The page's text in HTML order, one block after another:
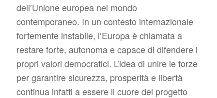
dell’Unione europea nel mondo
contemporaneo. In un contesto internazionale
fortemente instabile, l’Europa è chiamata a
restare forte, autonoma e capace di difendere i
propri valori democratici. L’idea di unire le forze
per garantire sicurezza, prosperità e libertà
continua infatti a essere il cuore del progetto